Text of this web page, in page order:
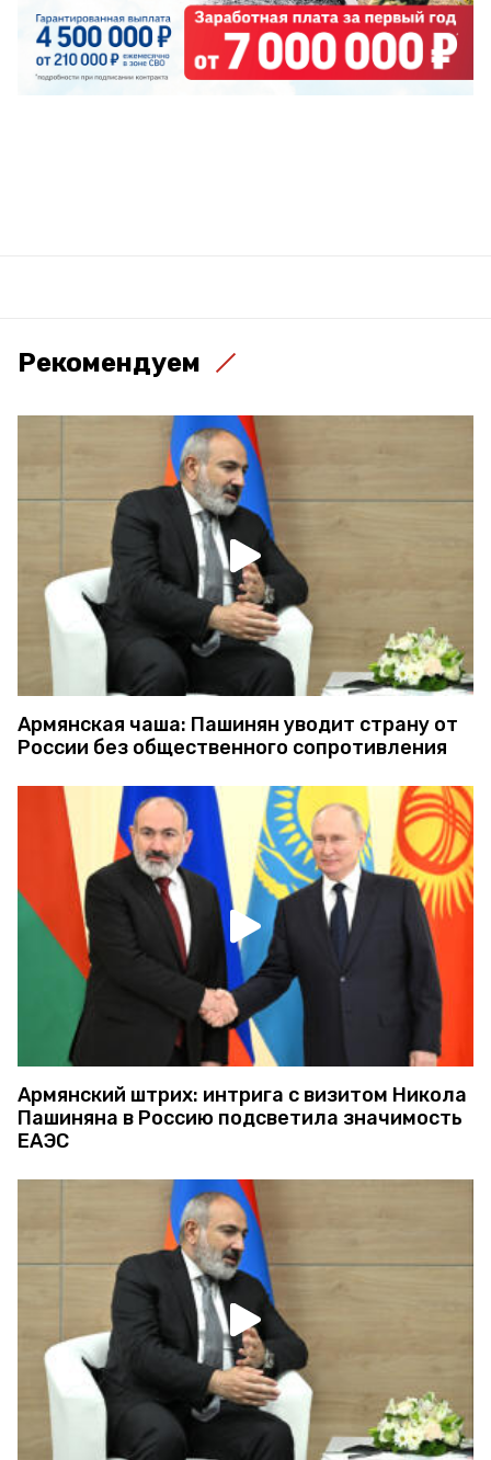
Рекомендуем
Армянская чаша: Пашинян уводит страну от
России без общественного сопротивления
Армянский штрих: интрига с визитом Никола
Пашиняна в Россию подсветила значимость
ЕАЭС